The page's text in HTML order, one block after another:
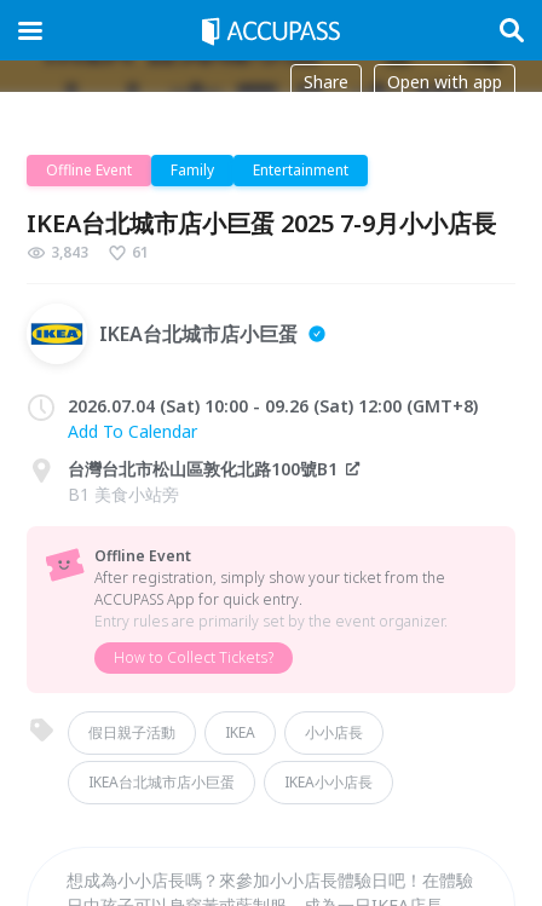
Share Open with app
Offline Event Family Entertainment
IKEA台北城市店小巨蛋 2025 7-9月小小店長
3,843 61
IKEA台北城市店小巨蛋
2026.07.04 (Sat) 10:00 - 09.26 (Sat) 12:00 (GMT+8)
Add To Calendar
台灣台北市松山區敦化北路100號B1
B1 美食小站旁
Offline Event
After registration, simply show your ticket from the
ACCUPASS App for quick entry.
Entry rules are primarily set by the event organizer.
How to Collect Tickets?
假日親子活動 IKEA 小小店長
IKEA台北城市店小巨蛋 IKEA小小店長
想成為小小店長嗎？來參加小小店長體驗日吧！在體驗